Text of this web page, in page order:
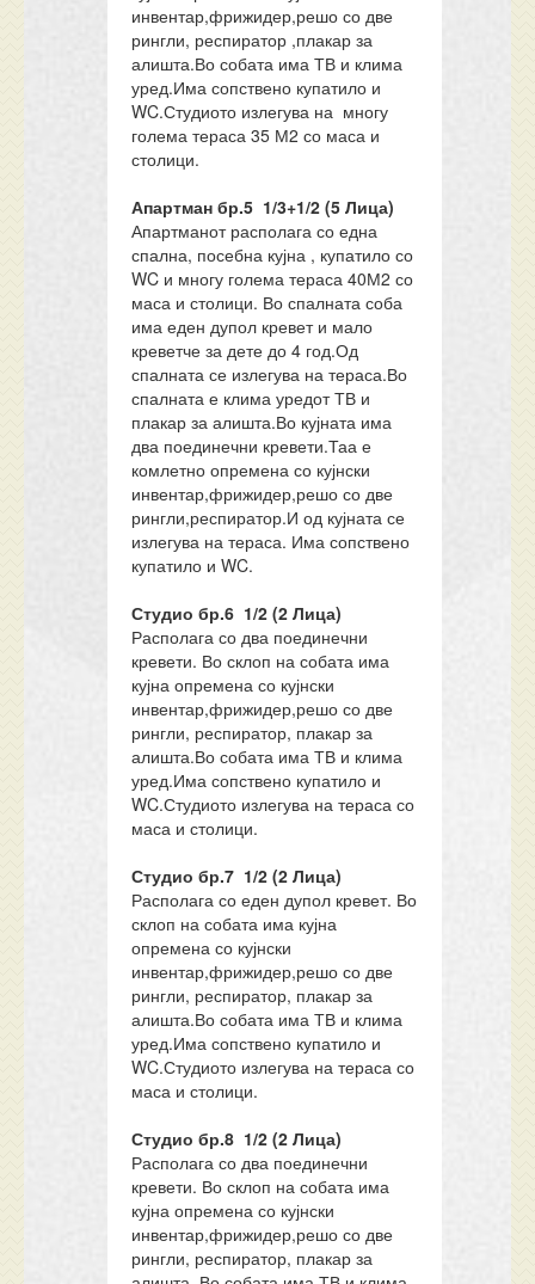
инвентар,фрижидер,решо со две
рингли, респиратор ,плакар за
алишта.Во собата има ТВ и клима
уред.Има сопствено купатило и
WC.Студиото излегува на многу
голема тераса 35 М2 со маса и
столици.
Апартман бр.5 1/3+1/2 (5 Лица)
Апартманот располага со една
спална, посебна кујна , купатило со
WC и многу голема тераса 40М2 со
маса и столици. Во спалната соба
има еден дупол кревет и мало
креветче за дете до 4 год.Од
спалната се излегува на тераса.Во
спалната е клима уредот ТВ и
плакар за алишта.Во кујната има
два поединечни кревети.Таа е
комлетно опремена со кујнски
инвентар,фрижидер,решо со две
рингли,респиратор.И од кујната се
излегува на тераса. Има сопствено
купатило и WC.
Студио бр.6 1/2 (2 Лица)
Располага со два поединечни
кревети. Во склоп на собата има
кујна опремена со кујнски
инвентар,фрижидер,решо со две
рингли, респиратор, плакар за
алишта.Во собата има ТВ и клима
уред.Има сопствено купатило и
WC.Студиото излегува на тераса со
маса и столици.
Студио бр.7 1/2 (2 Лица)
Располага со еден дупол кревет. Во
склоп на собата има кујна
опремена со кујнски
инвентар,фрижидер,решо со две
рингли, респиратор, плакар за
алишта.Во собата има ТВ и клима
уред.Има сопствено купатило и
WC.Студиото излегува на тераса со
маса и столици.
Студио бр.8 1/2 (2 Лица)
Располага со два поединечни
кревети. Во склоп на собата има
кујна опремена со кујнски
инвентар,фрижидер,решо со две
рингли, респиратор, плакар за